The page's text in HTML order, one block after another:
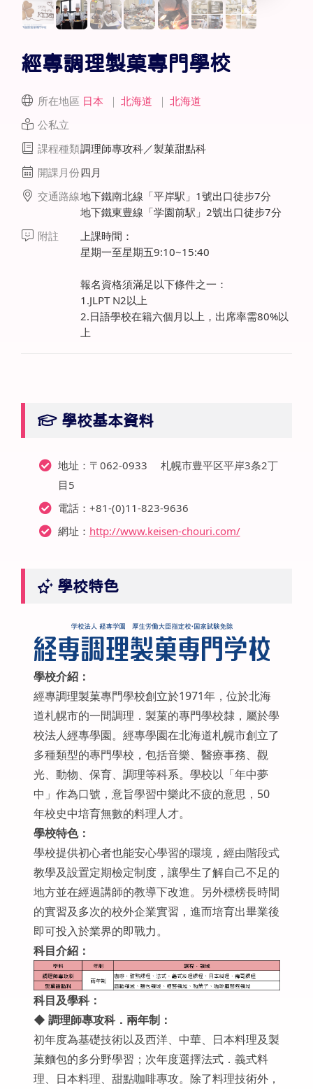
經專調理製菓專門學校
所在地區 日本 ｜ 北海道 ｜ 北海道
公私立
課程種類調理師專攻科／製菓甜點科
開課月份四月
交通路線地下鐵南北線「平岸駅」1號出口徒步7分
地下鐵東豊線「学園前駅」2號出口徒步7分
附註
上課時間：
星期一至星期五9:10~15:40
報名資格須滿足以下條件之一：
1.JLPT N2以上
2.日語學校在籍六個月以上，出席率需80%以
上
學校基本資料
地址：〒062-0933 札幌市豊平区平岸3条2丁
目5
電話：+81-(0)11-823-9636
網址： http://www.keisen-chouri.com/
學校特色
學校介紹：
經專調理製菓專門學校創立於1971年，位於北海
道札幌市的一間調理．製菓的專門學校隸，屬於學
校法人經專學園。經專學園在北海道札幌市創立了
多種類型的專門學校，包括音樂、醫療事務、觀
光、動物、保育、調理等科系。學校以「年中夢
中」作為口號，意旨學習中樂此不疲的意思，50
年校史中培育無數的料理人才。
學校特色：
學校提供初心者也能安心學習的環境，經由階段式
教學及設置定期檢定制度，讓學生了解自己不足的
地方並在經過講師的教導下改進。另外標榜長時間
的實習及多次的校外企業實習，進而培育出畢業後
即可投入於業界的即戰力。
科目介紹：
科目及學科：
◆ 調理師專攻科．兩年制：
初年度為基礎技術以及西洋、中華、日本料理及製
菓麵包的多分野學習；次年度選擇法式．義式料
理、日本料理、甜點咖啡專攻。除了料理技術外，